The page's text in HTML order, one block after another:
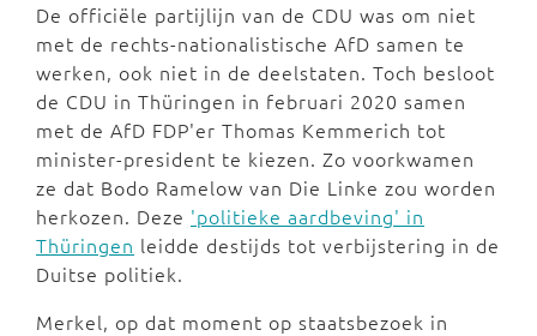
De officiële partijlijn van de CDU was om niet
met de rechts-nationalistische AfD samen te
werken, ook niet in de deelstaten. Toch besloot
de CDU in Thüringen in februari 2020 samen
met de AfD FDP'er Thomas Kemmerich tot
minister-president te kiezen. Zo voorkwamen
ze dat Bodo Ramelow van Die Linke zou worden
herkozen. Deze 'politieke aardbeving' in
Thüringen leidde destijds tot verbijstering in de
Duitse politiek.
Merkel, op dat moment op staatsbezoek in